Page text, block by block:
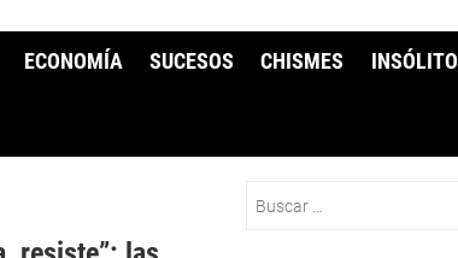
ECONOMÍA SUCESOS CHISMES INSÓLITO